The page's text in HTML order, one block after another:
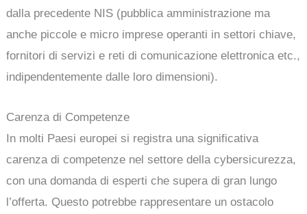
dalla precedente NIS (pubblica amministrazione ma
anche piccole e micro imprese operanti in settori chiave,
fornitori di servizi e reti di comunicazione elettronica etc.,
indipendentemente dalle loro dimensioni).
Carenza di Competenze
In molti Paesi europei si registra una significativa
carenza di competenze nel settore della cybersicurezza,
con una domanda di esperti che supera di gran lungo
l’offerta. Questo potrebbe rappresentare un ostacolo